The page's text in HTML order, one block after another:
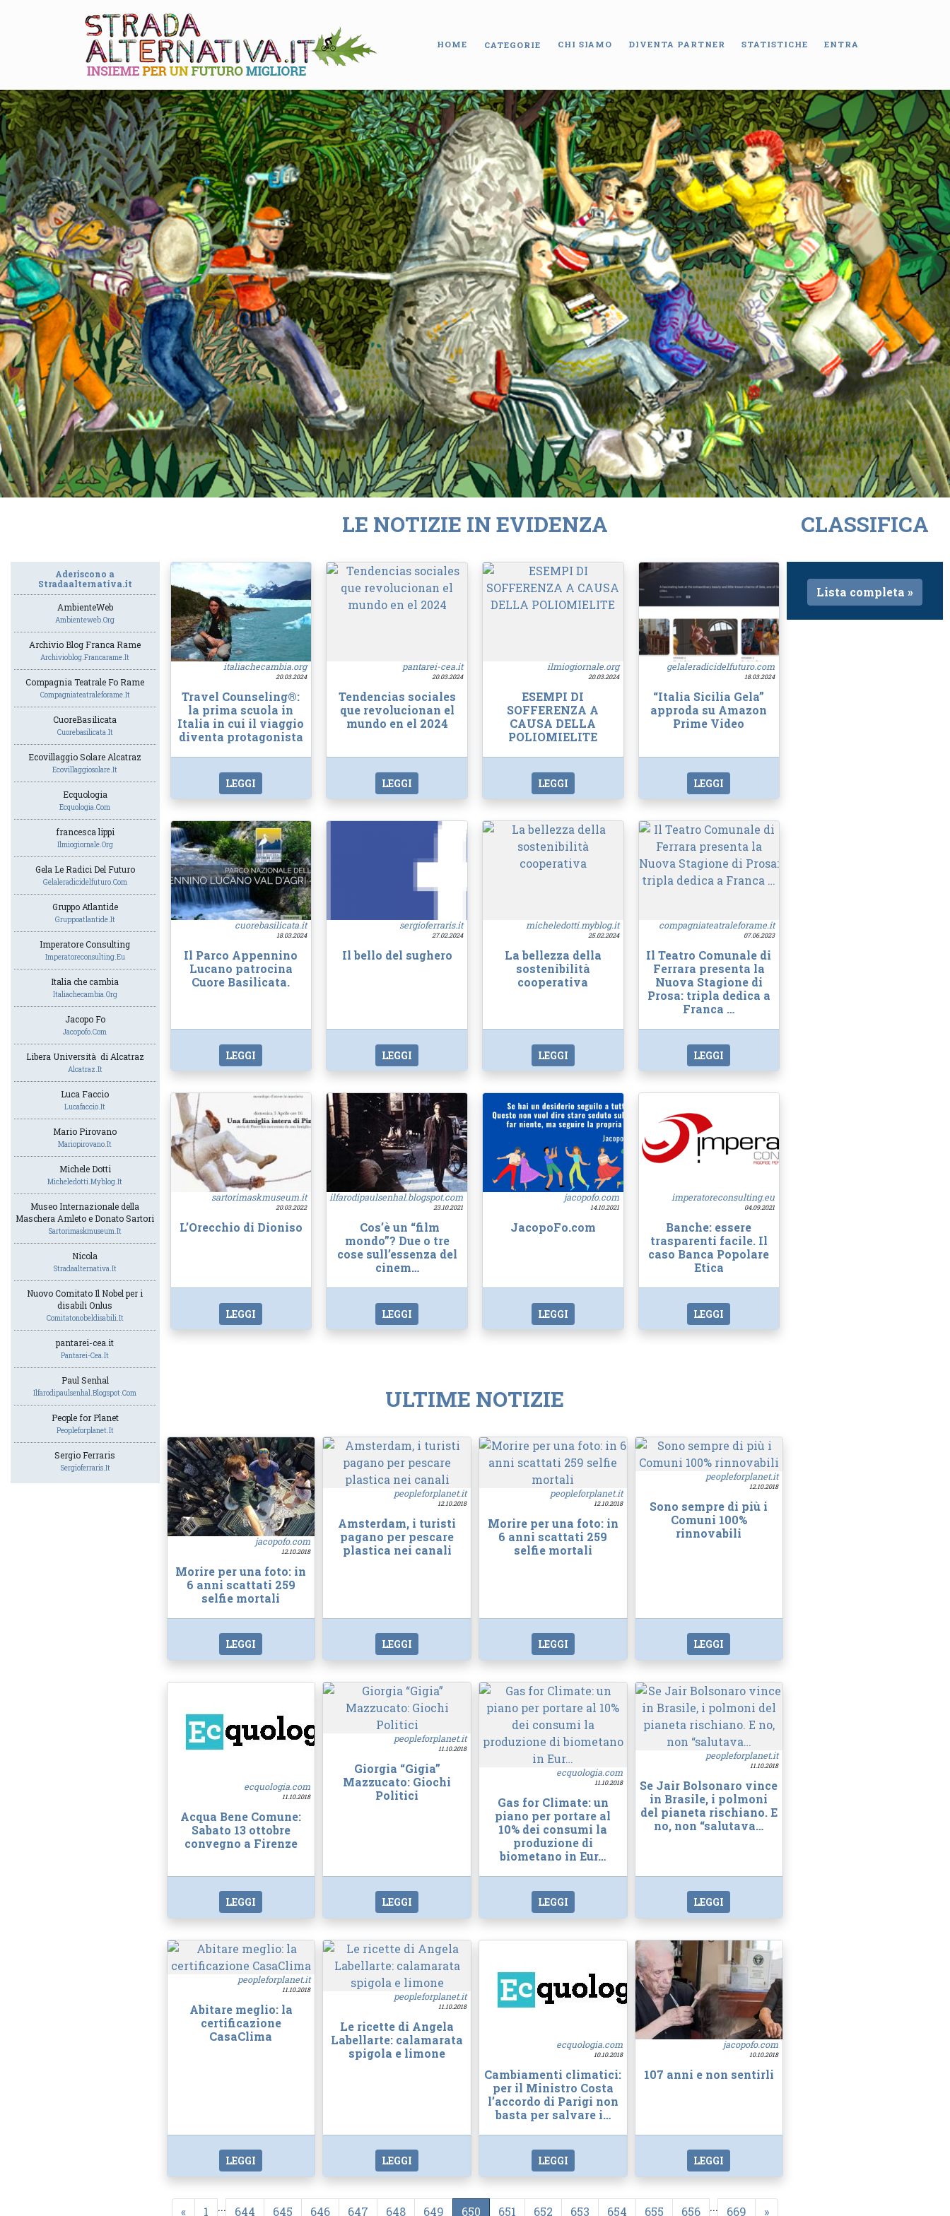
HOME CATEGORIE CHI SIAMO DIVENTA PARTNER STATISTICHE ENTRA
Aderiscono a
Stradaalternativa.it
AmbienteWeb
Ambienteweb.org
Archivio Blog Franca Rame
Archivioblog.francarame.it
Compagnia Teatrale Fo Rame
Compagniateatraleforame.it
CuoreBasilicata
Cuorebasilicata.it
Ecovillaggio Solare Alcatraz
Ecovillaggiosolare.it
Ecquologia
Ecquologia.com
francesca lippi
Ilmiogiornale.org
Gela Le Radici Del Futuro
Gelaleradicidelfuturo.com
Gruppo Atlantide
Gruppoatlantide.it
Imperatore Consulting
Imperatoreconsulting.eu
Italia che cambia
Italiachecambia.org
Jacopo Fo
Jacopofo.com
Libera Università di Alcatraz
Alcatraz.it
Luca Faccio
Lucafaccio.it
Mario Pirovano
Mariopirovano.it
Michele Dotti
Micheledotti.myblog.it
Museo Internazionale della
Maschera Amleto e Donato Sartori
Sartorimaskmuseum.it
Nicola
Stradaalternativa.it
Nuovo Comitato Il Nobel per i
disabili Onlus
Comitatonobeldisabili.it
pantarei-cea.it
Pantarei-Cea.it
Paul Senhal
Ilfarodipaulsenhal.blogspot.com
People for Planet
Peopleforplanet.it
Sergio Ferraris
Sergioferraris.it
LE NOTIZIE IN EVIDENZA
italiachecambia.org
20.03.2024
Travel Counseling®:
la prima scuola in
Italia in cui il viaggio
diventa protagonista
LEGGI
pantarei-cea.it
20.03.2024
Tendencias sociales
que revolucionan el
mundo en el 2024
LEGGI
ilmiogiornale.org
20.03.2024
ESEMPI DI
SOFFERENZA A
CAUSA DELLA
POLIOMIELITE
LEGGI
gelaleradicidelfuturo.com
18.03.2024
“Italia Sicilia Gela”
approda su Amazon
Prime Video
LEGGI
cuorebasilicata.it
18.03.2024
Il Parco Appennino
Lucano patrocina
Cuore Basilicata.
LEGGI
sergioferraris.it
27.02.2024
Il bello del sughero
LEGGI
micheledotti.myblog.it
25.02.2024
La bellezza della
sostenibilità
cooperativa
LEGGI
compagniateatraleforame.it
07.06.2023
Il Teatro Comunale di
Ferrara presenta la
Nuova Stagione di
Prosa: tripla dedica a
Franca …
LEGGI
sartorimaskmuseum.it
20.03.2022
L’Orecchio di Dioniso
LEGGI
ilfarodipaulsenhal.blogspot.com
23.10.2021
Cos’è un “film
mondo”? Due o tre
cose sull’essenza del
cinem…
LEGGI
jacopofo.com
14.10.2021
JacopoFo.com
LEGGI
imperatoreconsulting.eu
04.09.2021
Banche: essere
trasparenti facile. Il
caso Banca Popolare
Etica
LEGGI
ULTIME NOTIZIE
jacopofo.com
12.10.2018
Morire per una foto: in
6 anni scattati 259
selfie mortali
LEGGI
peopleforplanet.it
12.10.2018
Amsterdam, i turisti
pagano per pescare
plastica nei canali
LEGGI
peopleforplanet.it
12.10.2018
Morire per una foto: in
6 anni scattati 259
selfie mortali
LEGGI
peopleforplanet.it
12.10.2018
Sono sempre di più i
Comuni 100%
rinnovabili
LEGGI
ecquologia.com
11.10.2018
Acqua Bene Comune:
Sabato 13 ottobre
convegno a Firenze
LEGGI
peopleforplanet.it
11.10.2018
Giorgia “Gigia”
Mazzucato: Giochi
Politici
LEGGI
ecquologia.com
11.10.2018
Gas for Climate: un
piano per portare al
10% dei consumi la
produzione di
biometano in Eur…
LEGGI
peopleforplanet.it
11.10.2018
Se Jair Bolsonaro vince
in Brasile, i polmoni
del pianeta rischiano. E
no, non “salutava…
LEGGI
peopleforplanet.it
11.10.2018
Abitare meglio: la
certificazione
CasaClima
LEGGI
peopleforplanet.it
11.10.2018
Le ricette di Angela
Labellarte: calamarata
spigola e limone
LEGGI
ecquologia.com
10.10.2018
Cambiamenti climatici:
per il Ministro Costa
l’accordo di Parigi non
basta per salvare i…
LEGGI
jacopofo.com
10.10.2018
107 anni e non sentirli
LEGGI
« 1 ... 644 645 646 647 648 649 650 651 652 653 654 655 656 ... 669 »
CLASSIFICA
Lista completa »